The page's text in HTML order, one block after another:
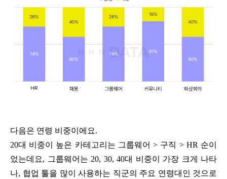
다음은 연령 비중이에요.
20대 비중이 높은 카테고리는 그룹웨어> 구직 > HR 순이
었는데요, 그룹웨어는 20, 30, 40대 비중이 가장 크게 나타
나, 협업 툴을 많이 사용하는 직군의 주요 연령대인 것으로